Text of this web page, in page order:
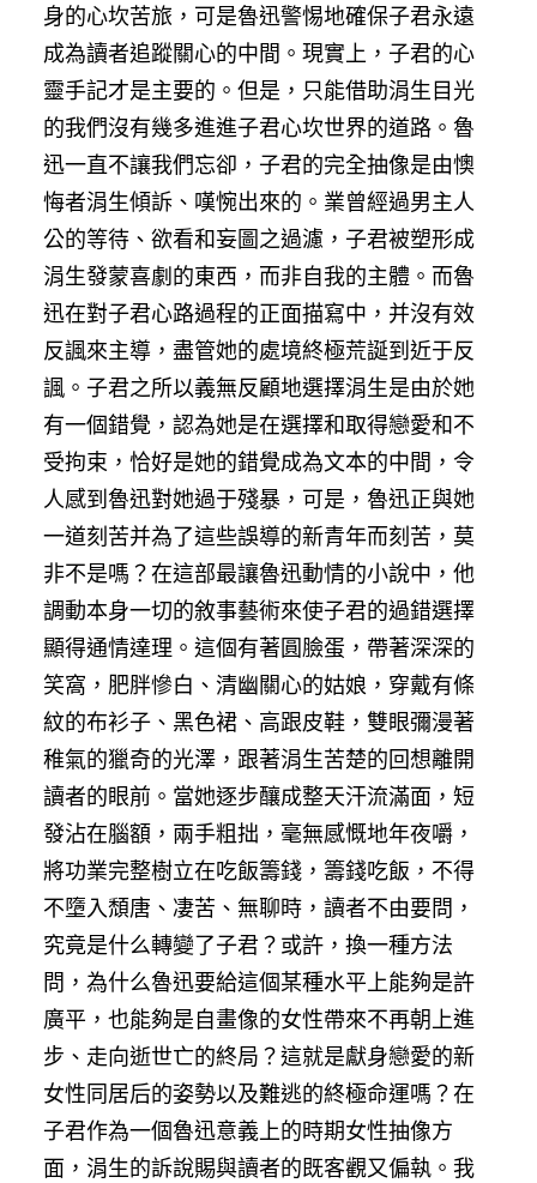
身的心坎苦旅，可是魯迅警惕地確保子君永遠
成為讀者追蹤關心的中間。現實上，子君的心
靈手記才是主要的。但是，只能借助涓生目光
的我們沒有幾多進進子君心坎世界的道路。魯
迅一直不讓我們忘卻，子君的完全抽像是由懊
悔者涓生傾訴、嘆惋出來的。業曾經過男主人
公的等待、欲看和妄圖之過濾，子君被塑形成
涓生發蒙喜劇的東西，而非自我的主體。而魯
迅在對子君心路過程的正面描寫中，并沒有效
反諷來主導，盡管她的處境終極荒誕到近于反
諷。子君之所以義無反顧地選擇涓生是由於她
有一個錯覺，認為她是在選擇和取得戀愛和不
受拘束，恰好是她的錯覺成為文本的中間，令
人感到魯迅對她過于殘暴，可是，魯迅正與她
一道刻苦并為了這些誤導的新青年而刻苦，莫
非不是嗎？在這部最讓魯迅動情的小說中，他
調動本身一切的敘事藝術來使子君的過錯選擇
顯得通情達理。這個有著圓臉蛋，帶著深深的
笑窩，肥胖慘白、清幽關心的姑娘，穿戴有條
紋的布衫子、黑色裙、高跟皮鞋，雙眼彌漫著
稚氣的獵奇的光澤，跟著涓生苦楚的回想離開
讀者的眼前。當她逐步釀成整天汗流滿面，短
發沾在腦額，兩手粗拙，毫無感慨地年夜嚼，
將功業完整樹立在吃飯籌錢，籌錢吃飯，不得
不墮入頹唐、凄苦、無聊時，讀者不由要問，
究竟是什么轉變了子君？或許，換一種方法
問，為什么魯迅要給這個某種水平上能夠是許
廣平，也能夠是自畫像的女性帶來不再朝上進
步、走向逝世亡的終局？這就是獻身戀愛的新
女性同居后的姿勢以及難逃的終極命運嗎？在
子君作為一個魯迅意義上的時期女性抽像方
面，涓生的訴說賜與讀者的既客觀又偏執。我